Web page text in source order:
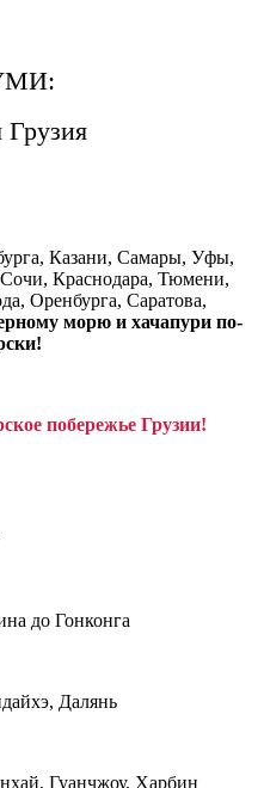
Казани, Самары, Уфы,
Краснодара, Тюмени,
Оренбурга, Саратова,
морю и хачапури по-
побережье Грузии!
до Гонконга
Далянь
Гуанчжоу, Харбин